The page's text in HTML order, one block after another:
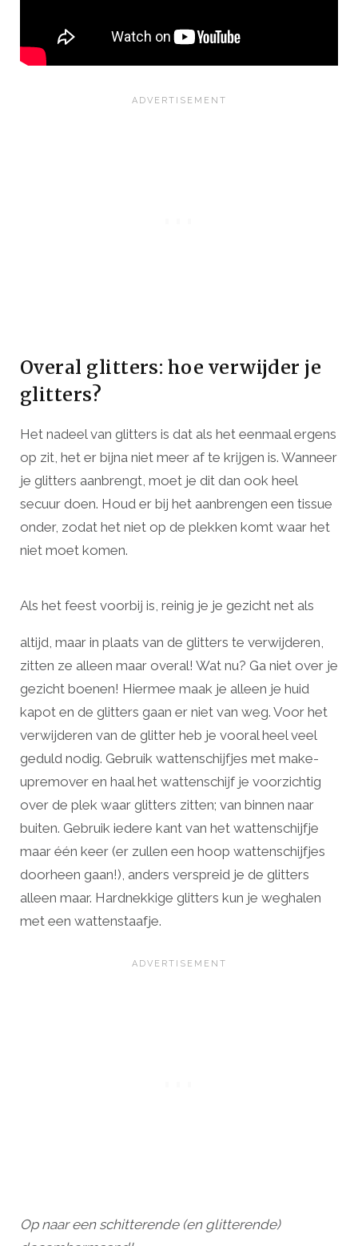
Overal glitters: hoe verwijder je
glitters?
Het nadeel van glitters is dat als het eenmaal ergens
op zit, het er bijna niet meer af te krijgen is. Wanneer
je glitters aanbrengt, moet je dit dan ook heel
secuur doen. Houd er bij het aanbrengen een tissue
onder, zodat het niet op de plekken komt waar het
niet moet komen.
Als het feest voorbij is, reinig je je gezicht net als
altijd, maar in plaats van de glitters te verwijderen,
zitten ze alleen maar overal! Wat nu? Ga niet over je
gezicht boenen! Hiermee maak je alleen je huid
kapot en de glitters gaan er niet van weg. Voor het
verwijderen van de glitter heb je vooral heel veel
geduld nodig. Gebruik wattenschijfjes met make-
upremover en haal het wattenschijf je voorzichtig
over de plek waar glitters zitten; van binnen naar
buiten. Gebruik iedere kant van het wattenschijfje
maar één keer (er zullen een hoop wattenschijfjes
doorheen gaan!), anders verspreid je de glitters
alleen maar. Hardnekkige glitters kun je weghalen
met een wattenstaafje.
Op naar een schitterende (en glitterende)